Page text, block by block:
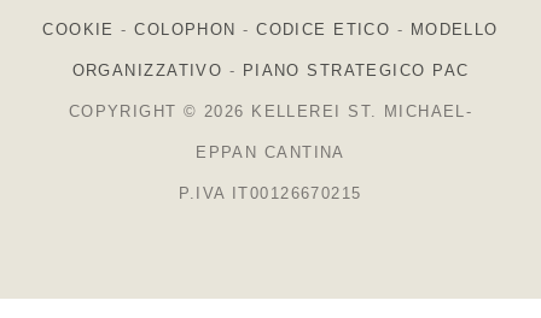
COOKIE -COLOPHON -CODICE ETICO - MODELLO
ORGANIZZATIVO - PIANO STRATEGICO PAC
COPYRIGHT © 2026 KELLEREI ST. MICHAEL-
EPPAN CANTINA
P.IVA IT00126670215